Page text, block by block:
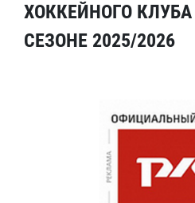
ХОККЕЙНОГО
СЕЗОНЕ 2025/2026